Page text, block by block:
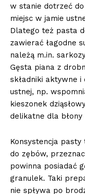
w stanie dotrzeć
miejsc w jamie
Dlatego też pasta
zawierać łagodne
należą m.in.
Gęsta piana z
składniki aktywne
ustnej, np.
kieszonek
delikatne dla błony
Konsystencja
do zębów,
powinna posiadać
granulek. Taki
nie spływa po